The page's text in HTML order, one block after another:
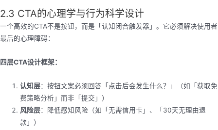
2.3 CTA的心理学与行为科学设计
一个高效的CTA不是按钮，而是「认知闭合触发器」。它必须解决使用者
最后的心理障碍：
四层CTA设计框架：
认知层：按钮文案必须回答「点击后会发生什么？」（如「获取免
费策略分析」而非「提交」）
风险层：降低感知风险（如「无需信用卡」、「30天无理由退
款」）